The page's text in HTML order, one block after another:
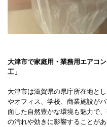
大津市で家庭用・業務用エアコ
工」
大津市は滋賀県の県庁所在地と
やオフィス、学校、商業施設が
面した自然豊かな環境も魅力で
の汚れや効きに影響することがあ